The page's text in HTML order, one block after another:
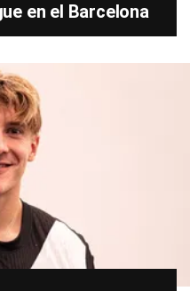
en el Barcelona